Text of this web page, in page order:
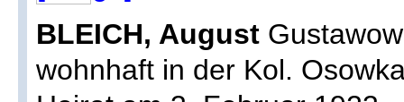
BLEICH, August
wohnhaft in der Kol.